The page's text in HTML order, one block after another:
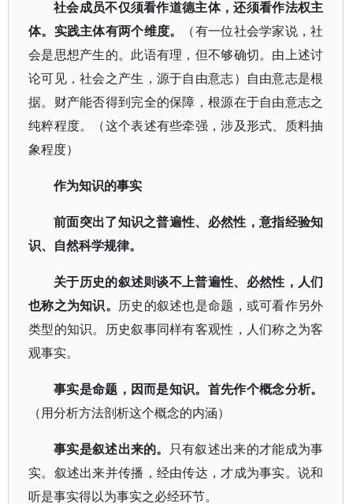
社会成员不仅须看作道德主体，还须看作法权主
体。实践主体有两个维度。
（有一位社会学家说，社
会是思想产生的。此语有理，但不够确切。由上述讨
论可见，社会之产生，源于自由意志）自由意志是根
据。财产能否得到完全的保障，根源在于自由意志之
纯粹程度。（这个表述有些牵强，涉及形式、质料抽
象程度）
作为知识的事实
前面突出了知识之普遍性、必然性，意指经验知
识、自然科学规律。
关于历史的叙述则谈不上普遍性、必然性，人们
也称之为知识。
历史的叙述也是命题，或可看作另外
类型的知识。历史叙事同样有客观性，人们称之为客
观事实。
事实是命题，因而是知识。首先作个概念分析。
（用分析方法剖析这个概念的内涵）
事实是叙述出来的。
只有叙述出来的才能成为事
实。叙述出来并传播，经由传达，才成为事实。说和
听是事实得以为事实之必经环节。